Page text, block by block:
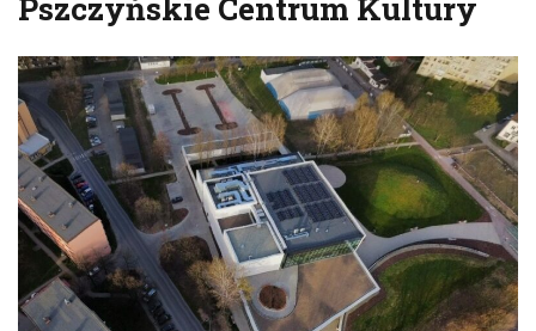
Pszczyńskie Centrum Kultury